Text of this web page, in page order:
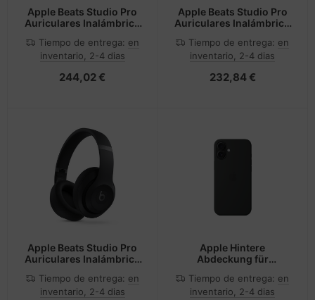
Apple Beats Studio Pro
Auriculares Inalámbrico
Llamadas/Música USB
Tipo C Bluetooth Marina
Tiempo de entrega: en
inventario, 2-4 dias
244,02 €
Apple Beats Studio Pro
Auriculares Inalámbrico
Llamadas/Música USB
Tipo C Bluetooth Marrón
Tiempo de entrega: en
inventario, 2-4 dias
232,84 €
Apple Beats Studio Pro
Auriculares Inalámbrico
Llamadas/Música USB
Tipo C Bluetooth Negro
Tiempo de entrega: en
inventario, 2-4 dias
Apple Hintere
Abdeckung für
kompatibel mit MagSafe
Tiempo de entrega: en
inventario, 2-4 dias